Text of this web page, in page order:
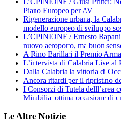
Piano Europeo per AV
Rigenerazione urbana, la
modello europeo di sviluppo
L’OPINIONE / Ernesto
nuovo aeroporto, ma buon
A Rino Barillari il Premio
L’intervista di Calabria.Live al
Dalla Calabria la vittoria di
Ancora ritardi per il ripristino
I Consorzi di Tutela delll’area
Mirabilia, ottima occasione di
Le Altre Notizie